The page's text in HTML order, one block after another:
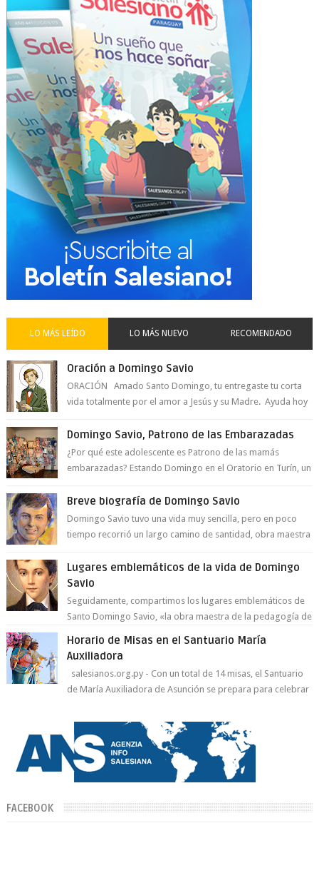
LO MÁS LEÍDO LO MÁS NUEVO RECOMENDADO
Oración a Domingo Savio
ORACIÓN Amado Santo Domingo, tu entregaste tu corta
vida totalmente por el amor a Jesús y su Madre. Ayuda hoy
Domingo Savio, Patrono de las Embarazadas
¿Por qué este adolescente es Patrono de las mamás
embarazadas? Estando Domingo en el Oratorio en Turín, un
Breve biografía de Domingo Savio
Domingo Savio tuvo una vida muy sencilla, pero en poco
tiempo recorrió un largo camino de santidad, obra maestra
Lugares emblemáticos de la vida de Domingo
Savio
Seguidamente, compartimos los lugares emblemáticos de
Santo Domingo Savio, «la obra maestra de la pedagogía de
Horario de Misas en el Santuario María
Auxiliadora
salesianos.org.py - Con un total de 14 misas, el Santuario
de María Auxiliadora de Asunción se prepara para celebrar
FACEBOOK